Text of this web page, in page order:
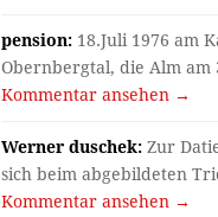
pension: 18.Juli 1976 am
Obernbergtal, die Alm am
Kommentar ansehen →
Werner duschek: Zur
sich beim abgebildeten
Kommentar ansehen →